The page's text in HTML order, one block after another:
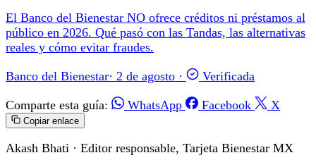
El Banco del Bienestar NO ofrece créditos ni préstamos al
público en 2026. Qué pasó con las Tandas, las alternativas
reales y cómo evitar fraudes.
Banco del Bienestar· 2 de agosto · Verificada
Comparte esta guía: WhatsApp Facebook X
Copiar enlace
Akash Bhati · Editor responsable, Tarjeta Bienestar MX